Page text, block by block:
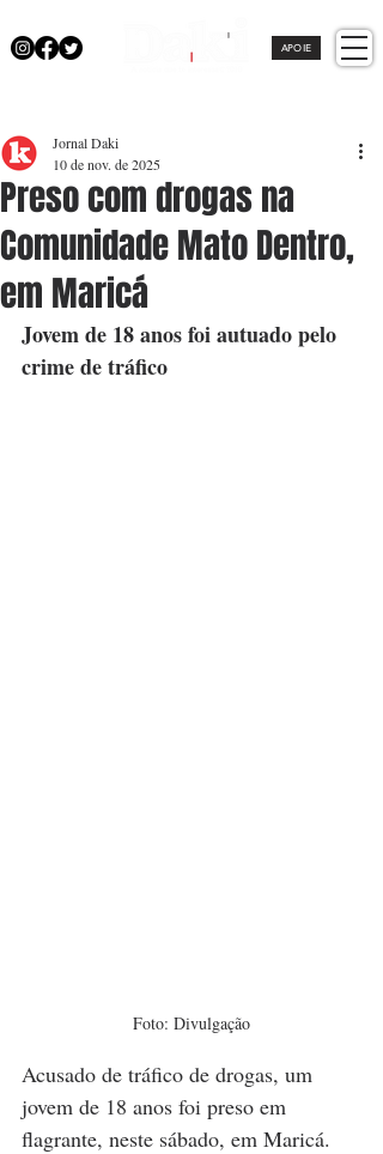
APOIE
Preso com drogas na
Comunidade Mato Dentro,
em Maricá
Jornal Daki
10 de nov. de 2025
Jovem de 18 anos foi autuado pelo
crime de tráfico
Foto: Divulgação
Acusado de tráfico de drogas, um
jovem de 18 anos foi preso em
flagrante, neste sábado, em Maricá.